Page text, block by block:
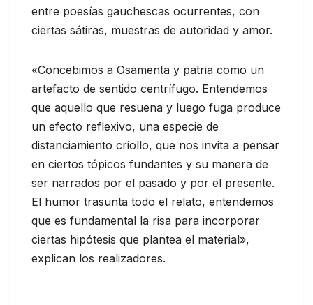
entre poesías gauchescas ocurrentes, con
ciertas sátiras, muestras de autoridad y amor.
«Concebimos a Osamenta y patria como un
artefacto de sentido centrífugo. Entendemos
que aquello que resuena y luego fuga produce
un efecto reflexivo, una especie de
distanciamiento criollo, que nos invita a pensar
en ciertos tópicos fundantes y su manera de
ser narrados por el pasado y por el presente.
El humor trasunta todo el relato, entendemos
que es fundamental la risa para incorporar
ciertas hipótesis que plantea el material»,
explican los realizadores.